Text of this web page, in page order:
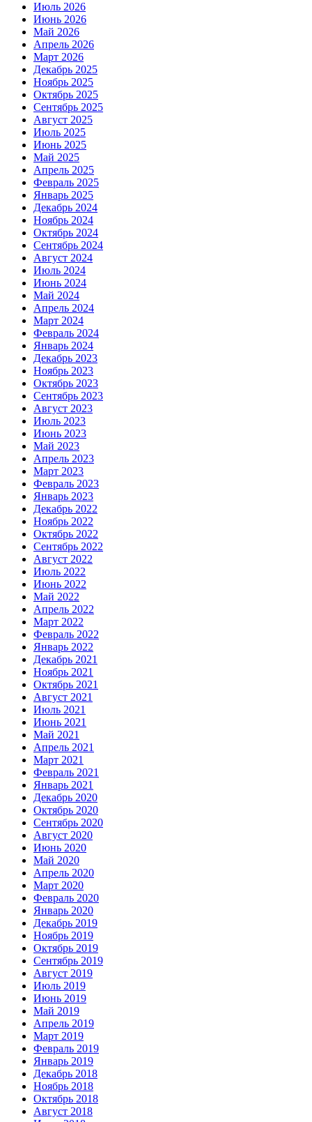
Июль 2026
Июнь 2026
Май 2026
Апрель 2026
Март 2026
Декабрь 2025
Ноябрь 2025
Октябрь 2025
Сентябрь 2025
Август 2025
Июль 2025
Июнь 2025
Май 2025
Апрель 2025
Февраль 2025
Январь 2025
Декабрь 2024
Ноябрь 2024
Октябрь 2024
Сентябрь 2024
Август 2024
Июль 2024
Июнь 2024
Май 2024
Апрель 2024
Март 2024
Февраль 2024
Январь 2024
Декабрь 2023
Ноябрь 2023
Октябрь 2023
Сентябрь 2023
Август 2023
Июль 2023
Июнь 2023
Май 2023
Апрель 2023
Март 2023
Февраль 2023
Январь 2023
Декабрь 2022
Ноябрь 2022
Октябрь 2022
Сентябрь 2022
Август 2022
Июль 2022
Июнь 2022
Май 2022
Апрель 2022
Март 2022
Февраль 2022
Январь 2022
Декабрь 2021
Ноябрь 2021
Октябрь 2021
Август 2021
Июль 2021
Июнь 2021
Май 2021
Апрель 2021
Март 2021
Февраль 2021
Январь 2021
Декабрь 2020
Октябрь 2020
Сентябрь 2020
Август 2020
Июнь 2020
Май 2020
Апрель 2020
Март 2020
Февраль 2020
Январь 2020
Декабрь 2019
Ноябрь 2019
Октябрь 2019
Сентябрь 2019
Август 2019
Июль 2019
Июнь 2019
Май 2019
Апрель 2019
Март 2019
Февраль 2019
Январь 2019
Декабрь 2018
Ноябрь 2018
Октябрь 2018
Август 2018